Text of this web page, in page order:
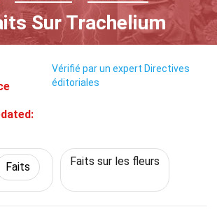
Sur Trachelium
Vérifié par un expert Directives
éditoriales
Faits Faits sur les fleurs